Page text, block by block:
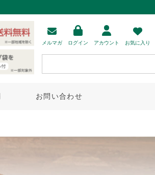
メルマガ ログイン アカウント お気に入り
お問い合わせ